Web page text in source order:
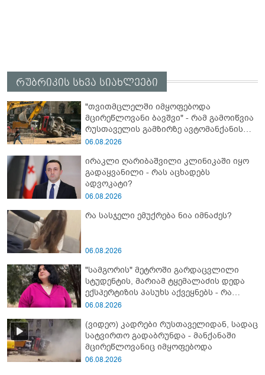
რუბრიკის სხვა სიახლეები
"თვითმცლელში იმყოფებოდა
მცირეწლოვანი ბავშვი" - რამ გამოიწვია
რუსთაველის გამზირზე ავტომანქანის
გადაბრუნება: “ჯივიპი” განცხადებას
06.08.2026
ირაკლი ღარიბაშვილი კლინიკაში იყო
გადაყვანილი - რას აცხადებს
ადვოკატი?
06.08.2026
რა სასჯელი ემუქრება ნია იმნაძეს?
06.08.2026
"სამგორის" მეტროში გარდაცვლილი
სტუდენტის, მარიამ ტყემალაძის დედა
ექსპერტიზის პასუხს აქვეყნებს - რა
გახდა გოგონას გარდაცვალების მიზეზი?
06.08.2026
(ვიდეო) კადრები რუსთაველიდან, სადაც
სატვირთო გადაბრუნდა - მანქანაში
მცირეწლოვანიც იმყოფებოდა
06.08.2026